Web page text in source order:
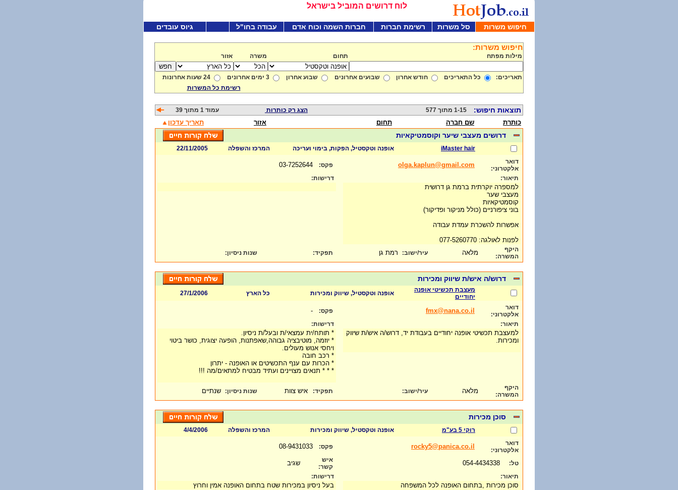
לוח דרושים המוביל בישראל
חיפוש משרות סל משרות רשימת חברות חברות השמה וכוח אדם עבודה בחו"ל גיוס עובדים
חיפוש משרות:
מילות מפתח תחום משרה אזור
תאריכים: כל התאריכים חודש אחרון שבועים אחרונים שבוע אחרון 3 ימים אחרונים
24 שעות אחרונות
רשימת כל המשרות
תוצאות חיפוש: 1-15 מתוך 577 הצג רק כותרות עמוד 1 מתוך 39
כותרת שם חברה תחום אזור תאריך עדכון
דרושים מעצבי שיער וקוסמטיקאיות
iMaster hair אופנה וטקסטיל, הפקות, בימוי ועריכה המרכז והשפלה
22/11/2005
דואר
אלקטרוני:
olga.kaplun@gmail.com פקס:
תיאור:
למספרה יוקרתית ברמת גן דרושית
מעצבי שער
קוסמטיקאיות
בוני ציפורניים (כולל מניקור ופדיקור)
אפשרות להשכרת עמדת עבודה
לפנות לאולגה: 077-5260770
דרישות:
היקף
המשרה:
מלאה עיר/ישוב: רמת גן תפקיד: שנות ניסיון:
דרוש/ה איש/ת שיווק ומכירות
מעצבת תכשיטי אופנה
יחודיים
אופנה וטקסטיל, שיווק ומכירות כל הארץ
27/1/2006
דואר
אלקטרוני:
fmx@nana.co.il פקס: -
תיאור:
למעצבת תכשיטי אופנה יחודיים בעבודת יד, דרוש/ה איש/ת שיווק
ומכירות.
דרישות:
* תותח/ית עמצאי/ת ובעל/ת ניסיון.
* יוזמה, מוטיבציה גבוהה,שאפתנות, הופעה יצוגית, כושר ביטוי
ויחסי אנוש מעולים.
* רכב חובה
* הכרות עם ענף התכשיטים או האופנה - יתרון
* * * תנאים מצויינים ועתיד מבטיח למתאים/מה !!!
היקף
המשרה:
מלאה עיר/ישוב: תפקיד: איש צוות שנות ניסיון: שנתיים
סוכן מכירות
רוקי 5 בע"מ אופנה וטקסטיל, שיווק ומכירות המרכז והשפלה
4/4/2006
דואר
אלקטרוני:
rocky5@panica.co.il פקס:
טל:
איש
קשר:
שגיב
תיאור:
סוכן מכירות ,בתחום האופנה לכל המשפחה
דרישות:
בעל ניסיון במכירות שטח בתחום האופנה אמין וחרוץ